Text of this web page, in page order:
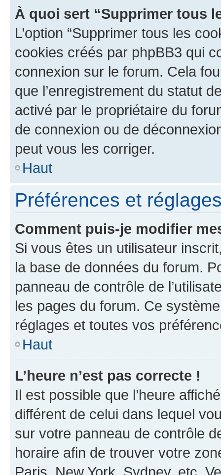
À quoi sert “Supprimer tous
L’option “Supprimer tous les
cookies créés par phpBB3 qui
connexion sur le forum. Cela
que l’enregistrement du statut
activé par le propriétaire du
de connexion ou de
peut vous les corriger.
Haut
Préférences et
Comment puis-je modifier
Si vous êtes un utilisateur
la base de données du forum.
panneau de contrôle de
les pages du forum. Ce
réglages et toutes vos
Haut
L’heure n’est pas correcte !
Il est possible que l’heure
différent de celui dans lequel
sur votre panneau de contrôle
horaire afin de trouver votre